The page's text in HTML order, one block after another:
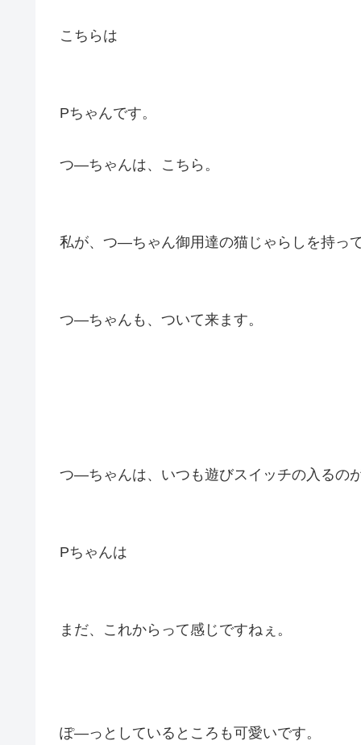
こちらは
Pちゃんです。
つ―ちゃんは、こちら。
私が、つ―ちゃん御用達の猫じゃらしを持っ
つ―ちゃんも、ついて来ます。
つ―ちゃんは、いつも遊びスイッチの入るのが
Pちゃんは
まだ、これからって感じですねぇ。
ぽ―っとしているところも可愛いです。